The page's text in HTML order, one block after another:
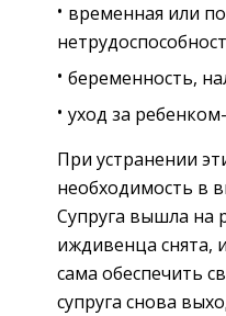
временная или
беременность,
уход за
При устранении
необходимость в
Супруга вышла на
иждивенца снята,
сама обеспечить
супруга снова